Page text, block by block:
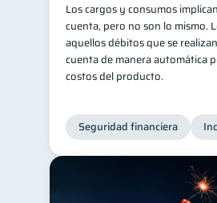
Los cargos y consumos
cuenta, pero no son lo mismo.
aquellos débitos que se
cuenta de manera automática
costos del producto.
Seguridad financiera